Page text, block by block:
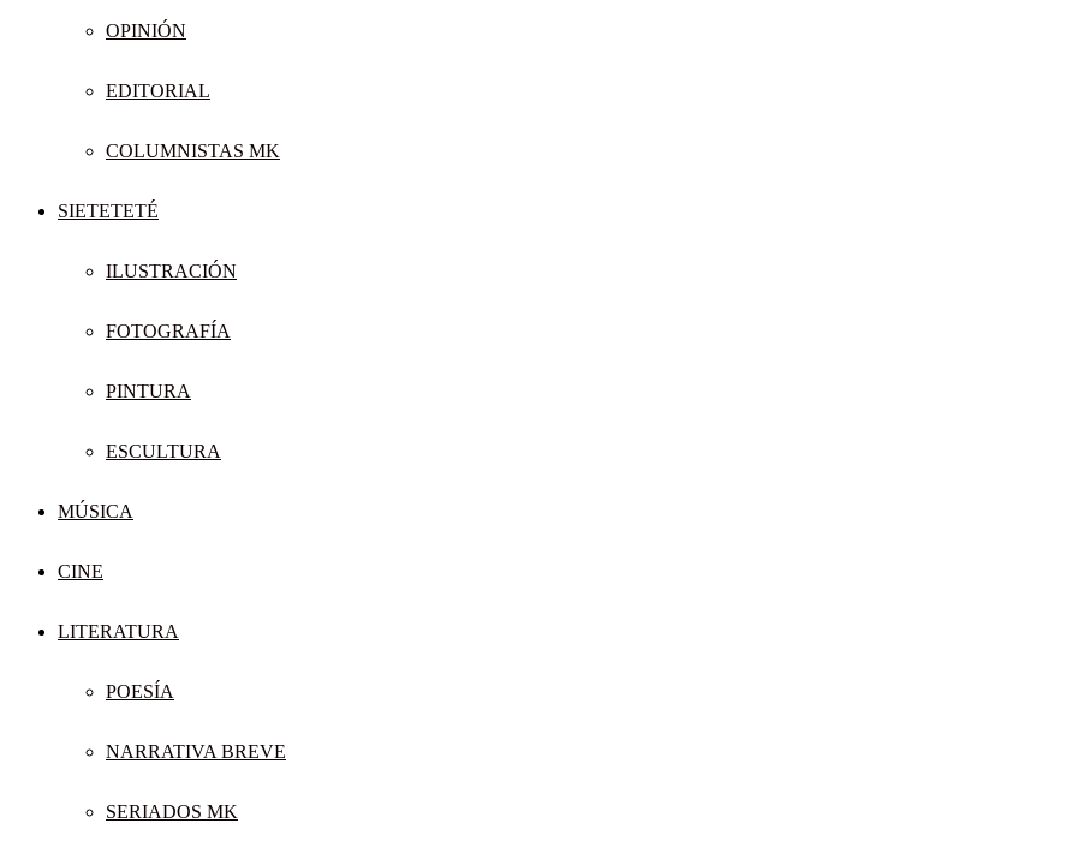
OPINIÓN
EDITORIAL
COLUMNISTAS MK
SIETETETÉ
ILUSTRACIÓN
FOTOGRAFÍA
PINTURA
ESCULTURA
MÚSICA
CINE
LITERATURA
POESÍA
NARRATIVA BREVE
SERIADOS MK